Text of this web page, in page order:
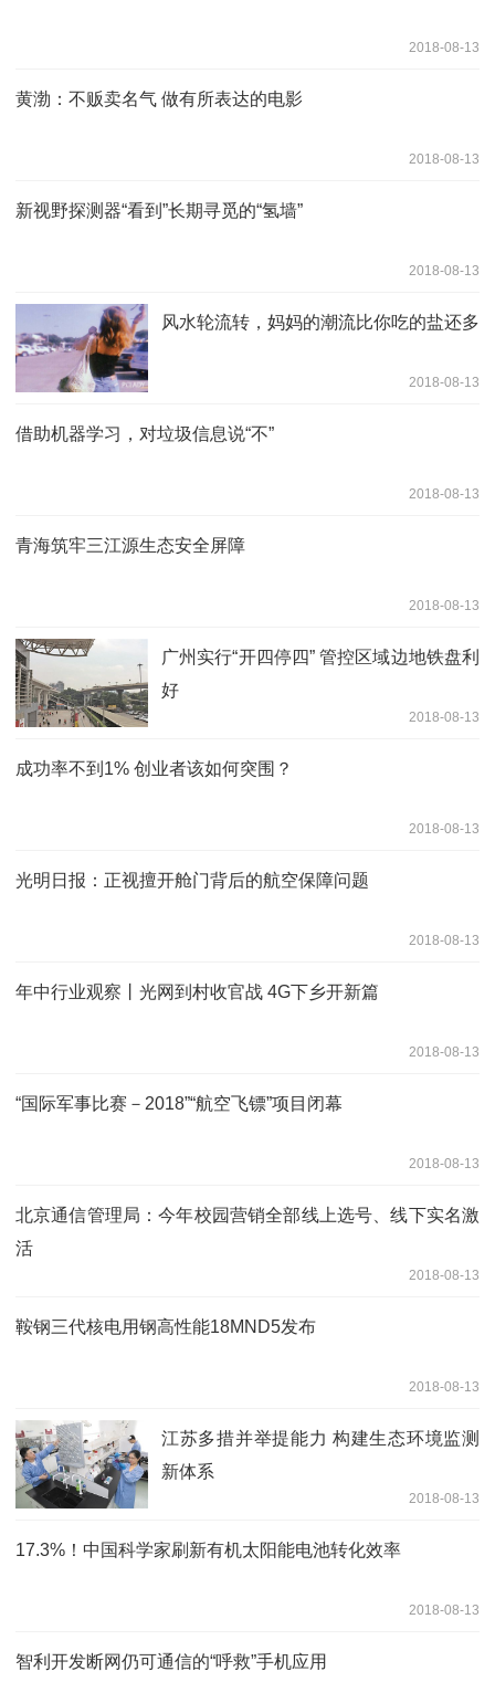
2018-08-13
黄渤：不贩卖名气 做有所表达的电影
2018-08-13
新视野探测器“看到”长期寻觅的“氢墙”
2018-08-13
风水轮流转，妈妈的潮流比你吃的盐还多
2018-08-13
借助机器学习，对垃圾信息说“不”
2018-08-13
青海筑牢三江源生态安全屏障
2018-08-13
广州实行“开四停四” 管控区域边地铁盘利
好
2018-08-13
成功率不到1% 创业者该如何突围？
2018-08-13
光明日报：正视擅开舱门背后的航空保障问题
2018-08-13
年中行业观察丨光网到村收官战 4G下乡开新篇
2018-08-13
“国际军事比赛－2018”“航空飞镖”项目闭幕
2018-08-13
北京通信管理局：今年校园营销全部线上选号、线下实名激
活
2018-08-13
鞍钢三代核电用钢高性能18MND5发布
2018-08-13
江苏多措并举提能力 构建生态环境监测
新体系
2018-08-13
17.3%！中国科学家刷新有机太阳能电池转化效率
2018-08-13
智利开发断网仍可通信的“呼救”手机应用